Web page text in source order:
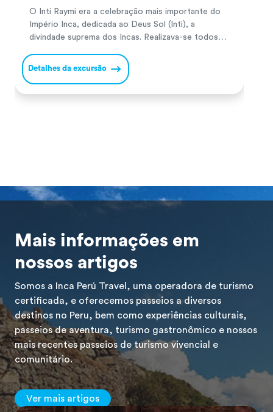
O Inti Raymi era a celebração mais importante do
Império Inca, dedicada ao Deus Sol (Inti), a
divindade suprema dos Incas. Realizava-se todos
junho) para agradecer pelas colheitas e pedir
prosperidade no novo ciclo agrícola. Durante a
Detalhes da excursão
Mais informações em
nossos artigos
Somos a Inca Perú Travel, uma operadora de turismo
certificada, e oferecemos passeios a diversos
destinos no Peru, bem como experiências culturais,
passeios de aventura, turismo gastronômico e nossos
mais recentes passeios de turismo vivencial e
comunitário.
Ver mais artigos